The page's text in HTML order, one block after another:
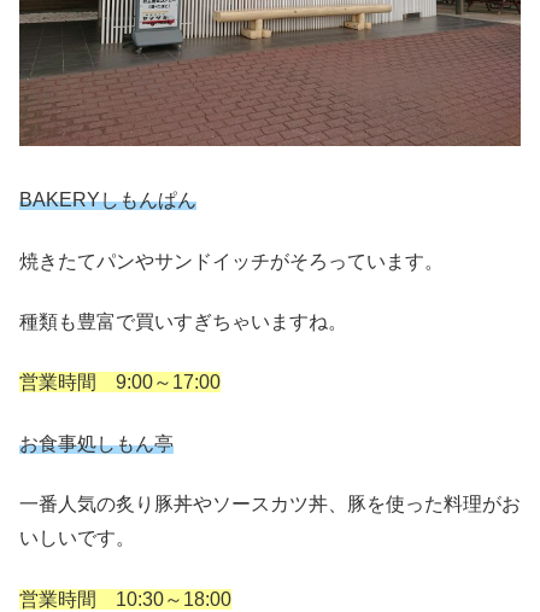
BAKERYしもんぱん
焼きたてパンやサンドイッチがそろっています。
種類も豊富で買いすぎちゃいますね。
営業時間 9:00～17:00
お食事処しもん亭
一番人気の炙り豚丼やソースカツ丼、豚を使った料理がお
いしいです。
営業時間 10:30～18:00